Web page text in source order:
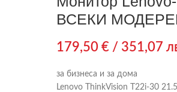
ВСЕКИ
179,50 € / 351,07
за бизнеса и за дома
Lenovo ThinkVision T22i-30